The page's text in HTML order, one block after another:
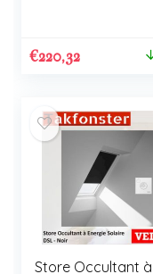
€220,32
Store Occultant à